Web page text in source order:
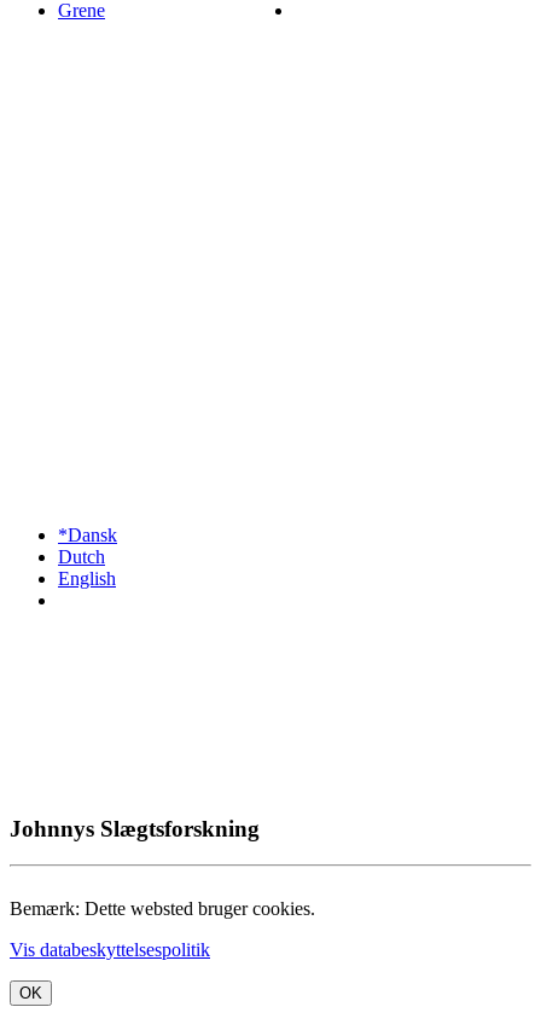
Grene
*Dansk
Dutch
English
Johnnys Slægtsforskning
Bemærk: Dette websted bruger cookies.
Vis databeskyttelsespolitik
OK